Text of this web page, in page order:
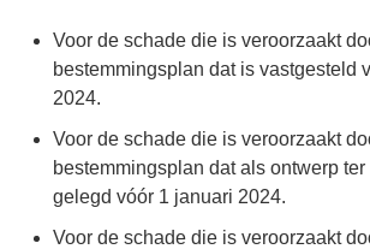
Voor de schade die is veroorzaakt
bestemmingsplan dat is vastgesteld
2024.
Voor de schade die is veroorzaakt
bestemmingsplan dat als ontwerp
gelegd vóór 1 januari 2024.
Voor de schade die is veroorzaakt